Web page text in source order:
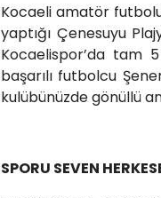
Kocaeli amatör
yaptığı Çenesuyu
Kocaelispor’da tam
başarılı futbolcu
kulübünüzde gönüllü
SPORU SEVEN